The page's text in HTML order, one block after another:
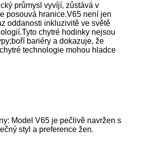
průmysl vyvíjí, zůstává v
posouvá hranice.V65 není jen
oddanosti inkluzivitě ve světě
chytré hodinky nejsou
bariéry a dokazuje, že
technologie mohou hladce
Model V65 je pečlivě navržen s
styl a preference žen.